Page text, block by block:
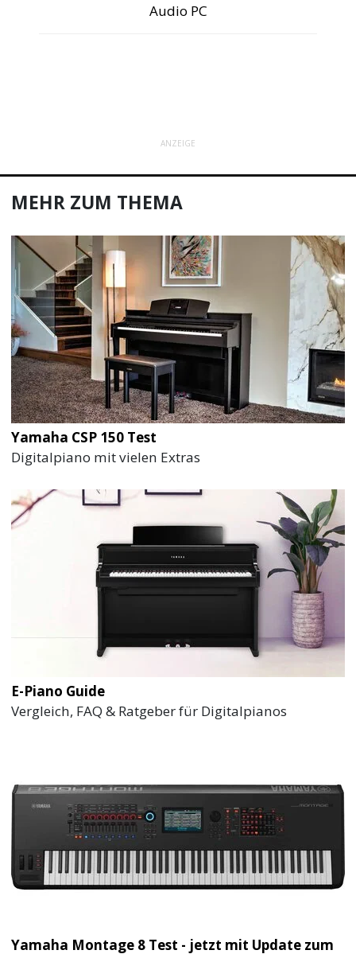
Audio PC
ANZEIGE
MEHR ZUM THEMA
Yamaha CSP 150 Test
Digitalpiano mit vielen Extras
E-Piano Guide
Vergleich, FAQ & Ratgeber für Digitalpianos
Yamaha Montage 8 Test - jetzt mit Update zum